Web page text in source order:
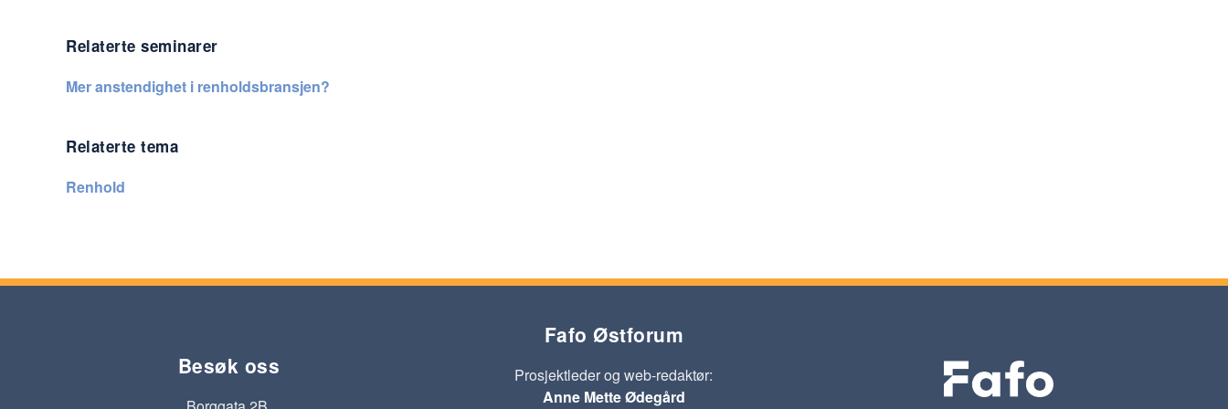
Relaterte seminarer
Mer anstendighet i renholdsbransjen?
Relaterte tema
Renhold
Besøk oss
Fafo Østforum
Prosjektleder og web-redaktør:
Anne Mette Ødegård